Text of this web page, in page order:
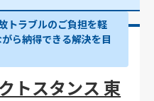
トラブルのご負担を軽
ら納得できる解決を目
トスタンス 東